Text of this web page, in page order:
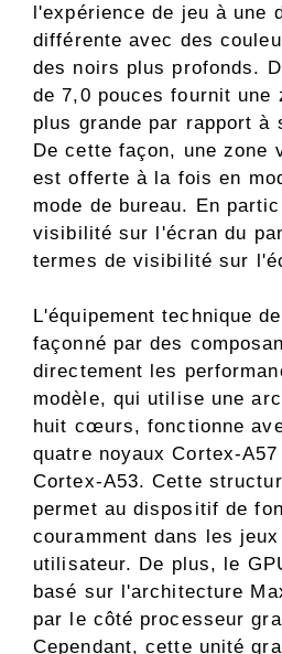
l'expérience de jeu à une
différente avec des
des noirs plus profonds.
de 7,0 pouces fournit une
plus grande par rapport à
De cette façon, une zone
est offerte à la fois en
mode de bureau. En
visibilité sur l'écran du
termes de visibilité sur
L'équipement technique
façonné par des
directement les
modèle, qui utilise une
huit cœurs, fonctionne
quatre noyaux Cortex-
Cortex-A53. Cette
permet au dispositif de
couramment dans les
utilisateur. De plus, le
basé sur l'architecture
par le côté processeur
Cependant, cette unité